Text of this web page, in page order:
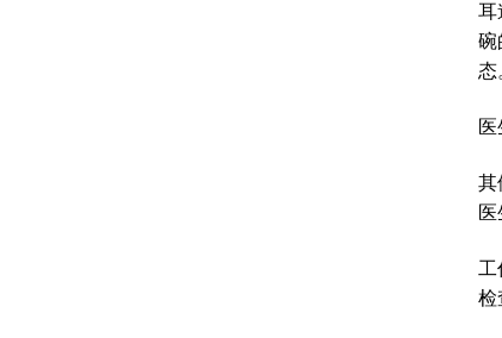
耳
碗
态
其
医
工
检